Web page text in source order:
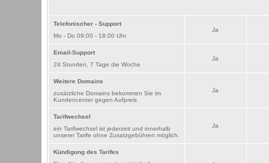
Telefonischer - Support
Mo - Do 09:00 - 18:00 Uhr
Ja
Email-Support
24 Stunden, 7 Tage die Woche
Ja
Weitere Domains
zusätzliche Domains bekommen Sie im
Kundencenter gegen Aufpreis
Ja
Tarifwechsel
ein Tarifwechsel ist jederzeit und innerhalb
unserer Tarife ohne Zusatzgebühren möglich.
Ja
Kündigung des Tarifes